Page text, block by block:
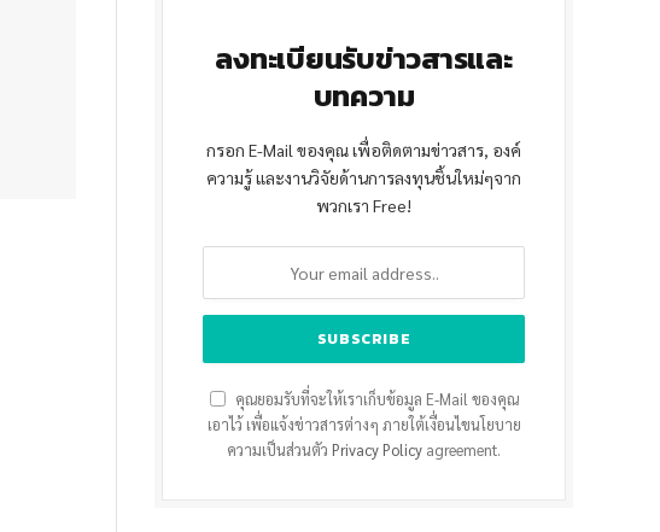
ลงทะเบียนรับข่าวสารและ
บทความ
กรอก E-Mail ของคุณ เพื่อติดตามข่าวสาร, องค์
ความรู้ และงานวิจัยด้านการลงทุนชิ้นใหม่ๆจาก
พวกเรา Free!
คุณยอมรับที่จะให้เราเก็บข้อมูล E-Mail ของคุณ
เอาไว้ เพื่อแจ้งข่าวสารต่างๆ ภายใต้เงื่อนไขนโยบาย
ความเป็นส่วนตัว Privacy Policy agreement.